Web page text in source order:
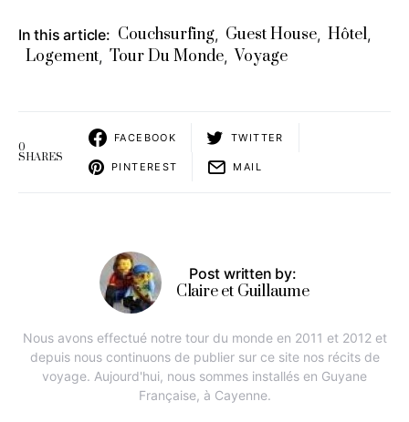
In this article: Couchsurfing, Guest House, Hôtel,
Logement, Tour Du Monde, Voyage
0
SHARES
FACEBOOK TWITTER
PINTEREST MAIL
Post written by:
Claire et Guillaume
Nous avons effectué notre tour du monde en 2011 et 2012 et
depuis nous continuons de publier sur ce site nos récits de
voyage. Aujourd'hui, nous sommes installés en Guyane
Française, à Cayenne.